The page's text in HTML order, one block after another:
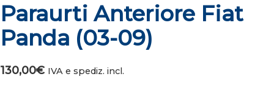
Paraurti Anteriore Fiat
Panda (03-09)
130,00€ IVA e spediz. incl.